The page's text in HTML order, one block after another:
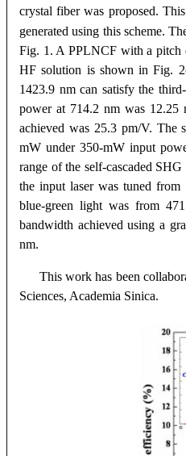
crystal fiber was proposed.
generated using this scheme.
Fig. 1. A PPLNCF with a
HF solution is shown in Fig.
1423.9 nm can satisfy the
power at 714.2 nm was 12.25
achieved was 25.3 pm/V. The
mW under 350-mW input
range of the self-cascaded
the input laser was tuned from
blue-green light was from
bandwidth achieved using a
nm.
This work has been
Sciences, Academia Sinica.